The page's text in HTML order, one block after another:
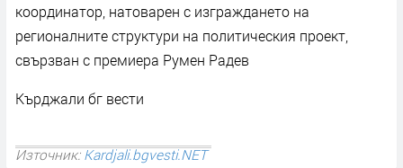
координатор, натоварен с изграждането на
регионалните структури на политическия проект,
свързван с премиера Румен Радев
Кърджали бг вести
Източник:Kardjali.bgvesti.NET